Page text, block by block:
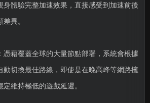
身體驗完整加速效果，直接感受到加速前後
異。
憑藉覆蓋全球的大量節點部署，系統會根據
動切換最佳路線，即使是在晚高峰等網路擁
維持極低的遊戲延遲。